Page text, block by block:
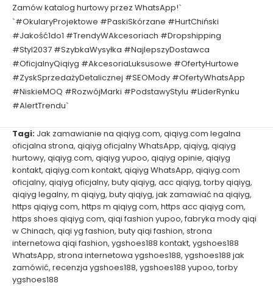
Zamów katalog hurtowy przez WhatsApp!`
`#OkularyProjektowe #PaskiSkórzane #HurtChiński
#Jakość1do1 #TrendyWAkcesoriach #Dropshipping
#Styl2037 #SzybkaWysyłka #NajlepszyDostawca
#OficjalnyQiqiyg #AkcesoriaLuksusowe #OfertyHurtowe
#ZyskSprzedażyDetalicznej #SEOMody #OfertyWhatsApp
#NiskieMOQ #RozwójMarki #PodstawyStylu #LiderRynku
#AlertTrendu`
Tagi: Jak zamawianie na qiqiyg.com, qiqiyg.com legalna
oficjalna strona, qiqiyg oficjalny WhatsApp, qiqiyg, qiqiyg
hurtowy, qiqiyg.com, qiqiyg yupoo, qiqiyg opinie, qiqiyg
kontakt, qiqiyg.com kontakt, qiqiyg WhatsApp, qiqiyg.com
oficjalny, qiqiyg oficjalny, buty qiqiyg, acc qiqiyg, torby qiqiyg,
qiqiyg legalny, m qiqiyg, buty qiqiyg, jak zamawiać na qiqiyg,
https qiqiyg com, https m qiqiyg com, https acc qiqiyg com,
https shoes qiqiyg com, qiqi fashion yupoo, fabryka mody qiqi
w Chinach, qiqi yg fashion, buty qiqi fashion, strona
internetowa qiqi fashion, ygshoes188 kontakt, ygshoes188
WhatsApp, strona internetowa ygshoes188, ygshoes188 jak
zamówić, recenzja ygshoes188, ygshoes188 yupoo, torby
ygshoes188